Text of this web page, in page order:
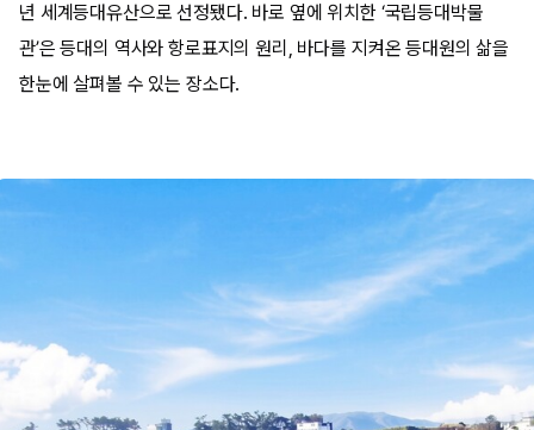
년 세계등대유산으로 선정됐다. 바로 옆에 위치한 ‘국립등대박물
관’은 등대의 역사와 항로표지의 원리, 바다를 지켜온 등대원의 삶을
한눈에 살펴볼 수 있는 장소다.